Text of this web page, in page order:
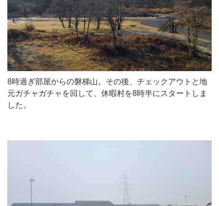
8時過ぎ部屋からの磐梯山。その後、チェックアウトと地
元ガチャガチャを回して、休暇村を8時半にスタートしま
した。